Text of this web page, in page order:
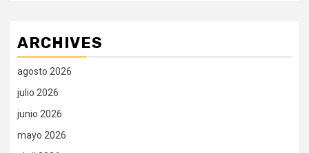
ARCHIVES
agosto 2026
julio 2026
junio 2026
mayo 2026